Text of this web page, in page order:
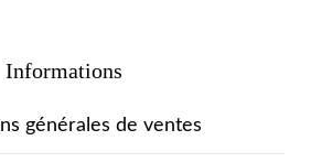
Informations
générales de ventes